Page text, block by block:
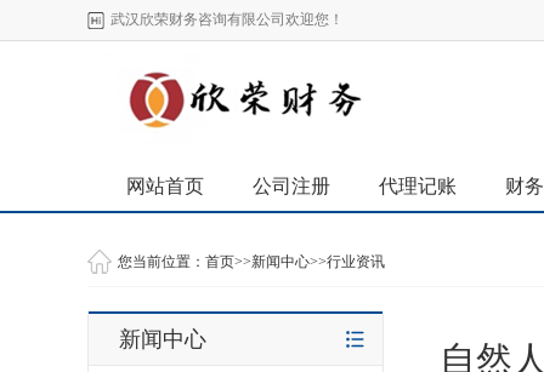
武汉欣荣财务咨询有限公司欢迎您！
网站首页 公司注册 代理记账 财
您当前位置： 首页>>新闻中心>>行业资讯
新闻中心
自然